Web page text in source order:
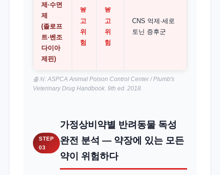
제·수면
제
(졸로프
트·벤조
다이아
제핀)
🚨
고
위
험
🚨
고
위
험
CNS 억제·세로
토닌 증후군
출처: ASPCA Animal Poison Control Center/ Plumb's
Veterinary Drug Handbook. 9th ed. 2018.
STEP
03
가정상비약별 반려동물 독성
완전 분석 — 약장에 있는 모든
약이 위험하다